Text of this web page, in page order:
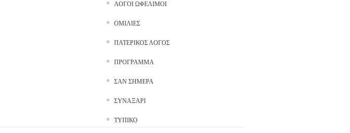
ΛΌΓΟΙ ΩΦΈΛΙΜΟΙ
ΟΜΙΛΊΕΣ
ΠΑΤΕΡΙΚΌΣ ΛΌΓΟΣ
ΠΡΌΓΡΑΜΜΑ
ΣΑΝ ΣΉΜΕΡΑ
ΣΥΝΑΞΆΡΙ
ΤΥΠΙΚΌ